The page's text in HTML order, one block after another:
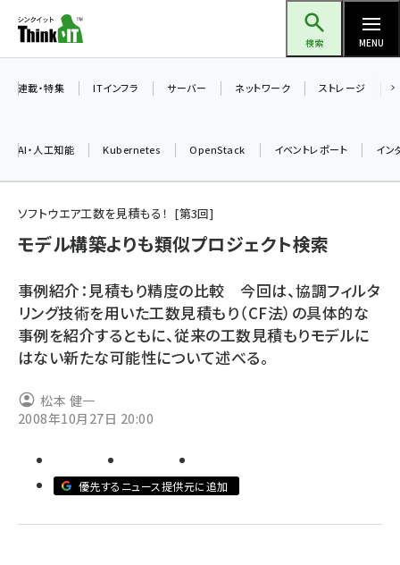
ン
ツ
検索 MENU
加藤銘のチーム貢献～仲間と築いた勝利の絆～ (2329)
北海道をのんびり旅する晴山佳須夫のヒント集！ (2050)
drupal (1966)
genai (1494)
abc123 (1371)
連載・特集 ITインフラ サーバー ネットワーク ストレージ
AI・人工知能 Kubernetes OpenStack イベントレポート イン
ソフトウエア工数を見積もる！ 第3回
モデル構築よりも類似プロジェクト検索
事例紹介：見積もり精度の比較 今回は、協調フィルタ
リング技術を用いた工数見積もり（CF法）の具体的な
事例を紹介するともに、従来の工数見積もりモデルに
はない新たな可能性について述べる。
松本 健一
2008年10月27日 20:00
優先するニュース提供元に追加